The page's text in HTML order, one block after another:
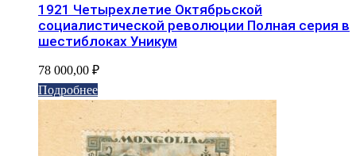
1921 Четырехлетие Октябрьской
социалистической революции Полная серия в
шестиблоках Уникум
78 000,00 ₽
Подробнее